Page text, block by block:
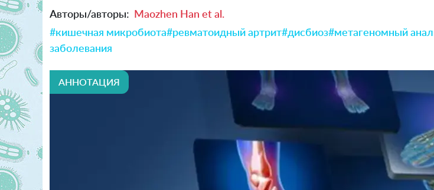
Авторы/авторы: Maozhen Han et al.
#кишечная микробиота#ревматоидный артрит#дисбиоз#метагеномный
заболевания
АННОТАЦИЯ